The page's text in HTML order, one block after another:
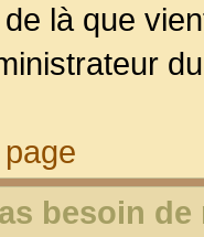
là que
besoin